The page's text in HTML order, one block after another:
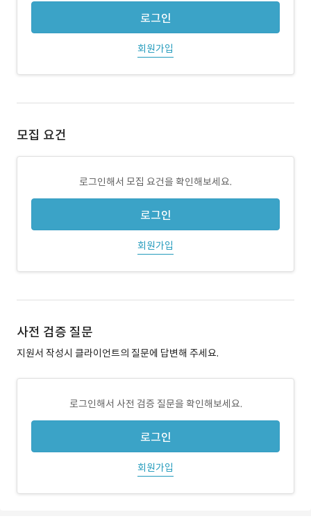
로그인
회원가입
모집 요건
로그인해서 모집 요건을 확인해보세요.
로그인
회원가입
사전 검증 질문
지원서 작성시 클라이언트의 질문에 답변해 주세요.
로그인해서 사전 검증 질문을 확인해보세요.
로그인
회원가입